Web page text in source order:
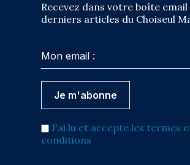
Recevez dans votre boîte email
derniers articles du Choiseul
J'ai lu et accepte les termes
conditions